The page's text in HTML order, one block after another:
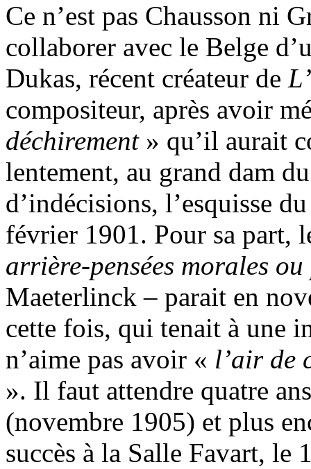
Ce n’est pas Chausson ni
collaborer avec le Belge
Dukas, récent créateur de
compositeur, après avoir
déchirement» qu’il aurait
lentement, au grand dam
d’indécisions, l’esquisse
février 1901. Pour sa part,
arrière-pensées morales
Maeterlinck – parait en
cette fois, qui tenait à une
n’aime pas avoir « l’air de
». Il faut attendre quatre
(novembre 1905) et plus
succès à la Salle Favart, le